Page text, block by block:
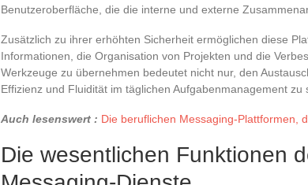
Benutzeroberfläche, die die interne und externe
Zusätzlich zu ihrer erhöhten Sicherheit ermöglichen diese
Informationen, die Organisation von Projekten und die
Werkzeuge zu übernehmen bedeutet nicht nur, den
Effizienz und Fluidität im täglichen Aufgabenmanagement zu
Auch lesenswert : Die beruflichen Messaging-Plattformen,
Die wesentlichen Funktionen